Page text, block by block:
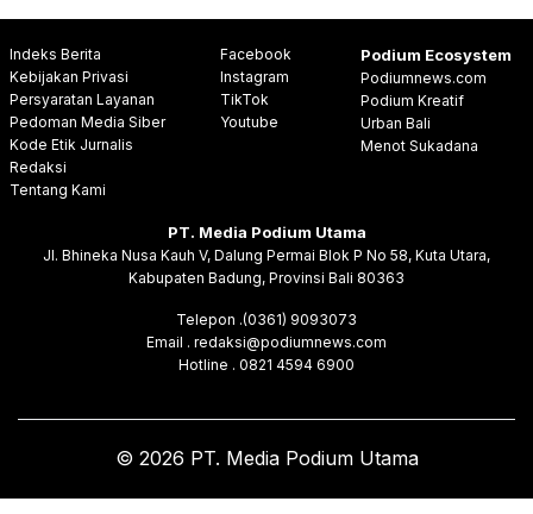
Indeks Berita
Kebijakan Privasi
Persyaratan Layanan
Pedoman Media Siber
Kode Etik Jurnalis
Redaksi
Tentang Kami
Facebook
Instagram
TikTok
Youtube
Podium Ecosystem
Podiumnews.com
Podium Kreatif
Urban Bali
Menot Sukadana
PT. Media Podium Utama
Jl. Bhineka Nusa Kauh V, Dalung Permai Blok P No 58, Kuta Utara,
Kabupaten Badung, Provinsi Bali 80363
Telepon .(0361) 9093073
Email . redaksi@podiumnews.com
Hotline . 0821 4594 6900
© 2026 PT. Media Podium Utama